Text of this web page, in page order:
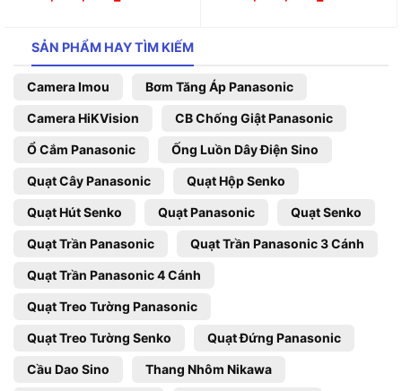
SẢN PHẨM HAY TÌM KIẾM
Camera Imou Bơm Tăng Áp Panasonic
Camera HiKVision CB Chống Giật Panasonic
Ổ Cắm Panasonic Ống Luồn Dây Điện Sino
Quạt Cây Panasonic Quạt Hộp Senko
Quạt Hút Senko Quạt Panasonic Quạt Senko
Quạt Trần Panasonic Quạt Trần Panasonic 3 Cánh
Quạt Trần Panasonic 4 Cánh
Quạt Treo Tường Panasonic
Quạt Treo Tường Senko Quạt Đứng Panasonic
Cầu Dao Sino Thang Nhôm Nikawa